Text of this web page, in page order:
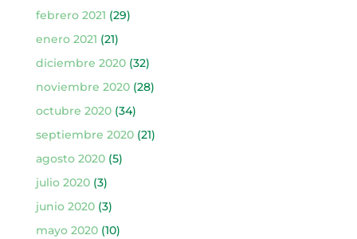
febrero 2021 (29)
enero 2021 (21)
diciembre 2020(32)
noviembre 2020(28)
octubre 2020(34)
septiembre 2020(21)
agosto 2020(5)
julio 2020(3)
junio 2020(3)
mayo 2020(10)